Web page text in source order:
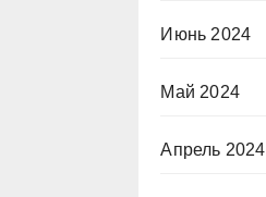
Июнь 2024
Май 2024
Апрель 2024